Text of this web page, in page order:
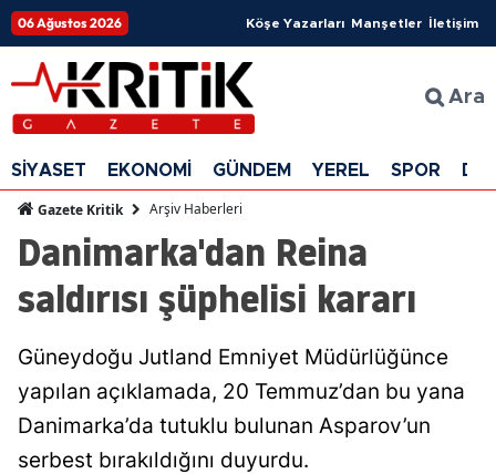
06 Ağustos 2026 Köşe Yazarları Manşetler İletişim
Ara
SİYASET EKONOMİ GÜNDEM YEREL SPOR
Gazete Kritik Arşiv Haberleri
Danimarka'dan Reina
saldırısı şüphelisi kararı
Güneydoğu Jutland Emniyet Müdürlüğünce
yapılan açıklamada, 20 Temmuz’dan bu yana
Danimarka’da tutuklu bulunan Asparov’un
serbest bırakıldığını duyurdu.